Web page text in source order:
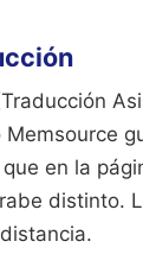
en la
distinto.